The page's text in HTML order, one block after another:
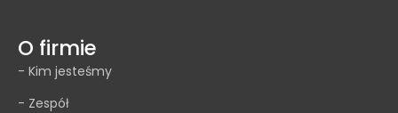
O firmie
- Kim jesteśmy
- Zespół